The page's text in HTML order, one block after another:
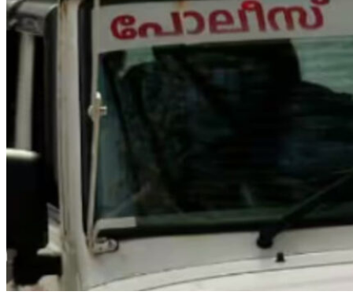
കൊച്ചി: വൈറ്റിലയിലെ ഒരു ബാറില്‍ മാരകായുധങ്ങളുമായി
നടത്തിയ അക്രമവുമായി ബന്ധപ്പെട്ട് യുവതി ഉള്‍പ്പെടെ
മൂന്നു പേരെ മരട് പൊലീസ് അറസ്റ്റ് ചെയ്തു.
തിരുവനന്തപുരം സ്വദേശിനി അലീന, കൊല്ലം